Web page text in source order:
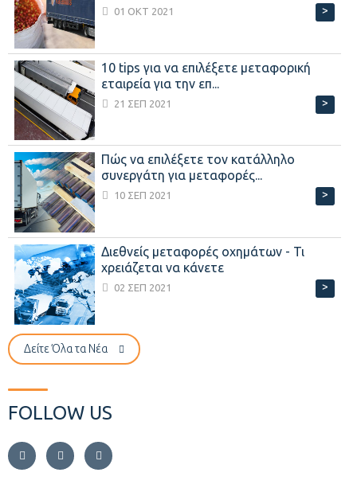
01 ΟΚΤ 2021 >
10 tips για να επιλέξετε μεταφορική
εταιρεία για την επ...
21 ΣΕΠ 2021 >
Πώς να επιλέξετε τον κατάλληλο
συνεργάτη για μεταφορές...
10 ΣΕΠ 2021 >
Διεθνείς μεταφορές οχημάτων - Τι
χρειάζεται να κάνετε
02 ΣΕΠ 2021 >
Δείτε Όλα τα Νέα
FOLLOW US